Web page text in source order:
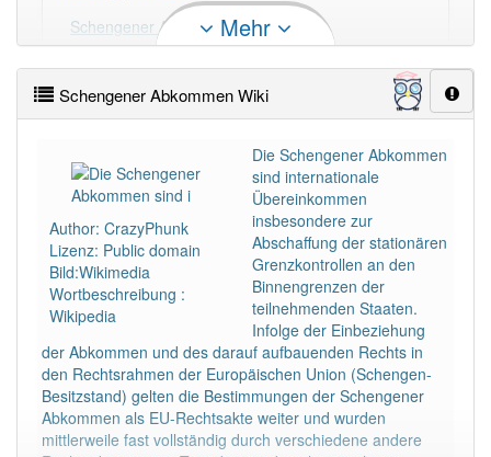
Schengener Abkommen Duden
Schengener Abkommen Wiktionary
Häufigkeit: 2 von 10
Wörter mit Endung-schengener abkommen: 1
Wörter mit Endung -schengener abkommenaber
mit einem anderen Artikel
das: 0
Das Wort wird häufig verwendet im Bereich Politik
Mehr
Schengener Abkommen Wiki
Author: CrazyPhunk
Lizenz: Public domain
Bild:Wikimedia
Wortbeschreibung :
Wikipedia
Die Schengener Abkommen
sind internationale
Übereinkommen
insbesondere zur
Abschaffung der stationären
Grenzkontrollen an den
Binnengrenzen der
teilnehmenden Staaten.
Infolge der Einbeziehung
der Abkommen und des darauf aufbauenden Rechts in
den Rechtsrahmen der Europäischen Union (Schengen-
Besitzstand) gelten die Bestimmungen der Schengener
Abkommen als EU-Rechtsakte weiter und wurden
mittlerweile fast vollständig durch verschiedene andere